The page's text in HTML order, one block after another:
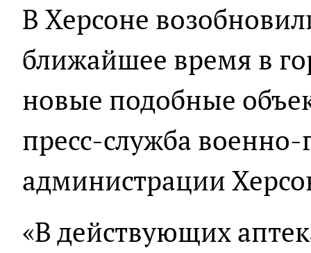
В Херсоне
ближайшее время в
новые подобные
пресс-служба
администрации
«В действующих